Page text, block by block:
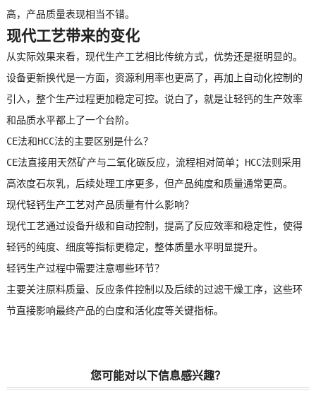
高，产品质量表现相当不错。
现代工艺带来的变化
从实际效果来看，现代生产工艺相比传统方式，优势还是挺明显的。
设备更新换代是一方面，资源利用率也更高了，再加上自动化控制的
引入，整个生产过程更加稳定可控。说白了，就是让轻钙的生产效率
和品质水平都上了一个台阶。
CE法和HCC法的主要区别是什么？
CE法直接用天然矿产与二氧化碳反应，流程相对简单；HCC法则采用
高浓度石灰乳，后续处理工序更多，但产品纯度和质量通常更高。
现代轻钙生产工艺对产品质量有什么影响？
现代工艺通过设备升级和自动控制，提高了反应效率和稳定性，使得
轻钙的纯度、细度等指标更稳定，整体质量水平明显提升。
轻钙生产过程中需要注意哪些环节？
主要关注原料质量、反应条件控制以及后续的过滤干燥工序，这些环
节直接影响最终产品的白度和活化度等关键指标。
您可能对以下信息感兴趣？